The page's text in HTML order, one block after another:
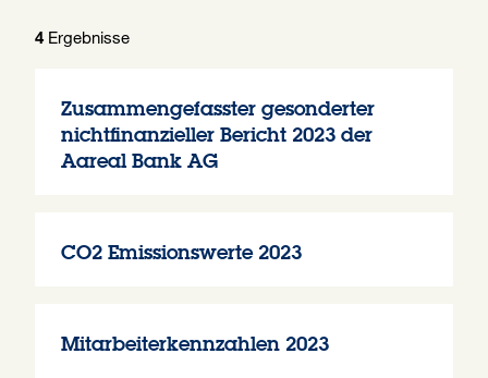
4 Ergebnisse
Zusammengefasster gesonderter
nichtfinanzieller Bericht 2023 der
Aareal Bank AG
CO2 Emissionswerte 2023
Mitarbeiterkennzahlen 2023